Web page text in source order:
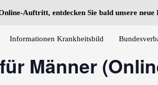
Auftritt, entdecken Sie bald unsere neue
Informationen Krankheitsbild
Männer